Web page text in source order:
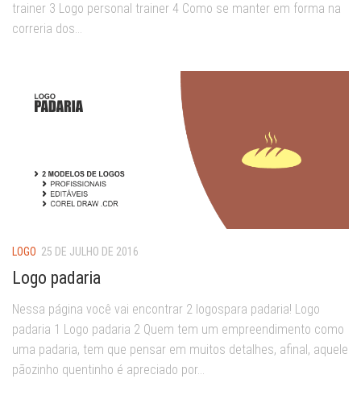
trainer 3 Logo personal trainer 4 Como se manter em forma na
correria dos...
LOGO 25 DE JULHO DE 2016
Logo padaria
Nessa página você vai encontrar 2 logospara padaria! Logo
padaria 1 Logo padaria 2 Quem tem um empreendimento como
uma padaria, tem que pensar em muitos detalhes, afinal, aquele
pãozinho quentinho é apreciado por...